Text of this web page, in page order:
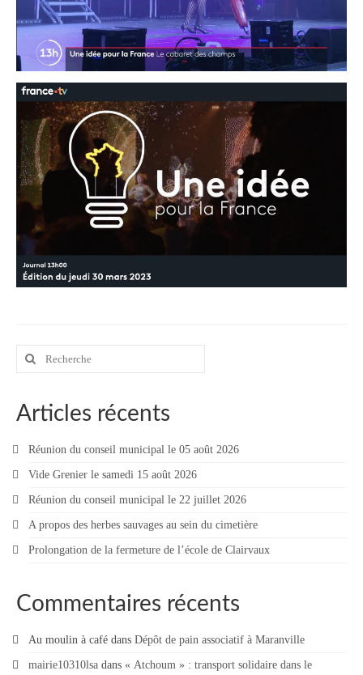
Rechercher
Articles récents
Réunion du conseil municipal le 05 août 2026
Vide Grenier le samedi 15 août 2026
Réunion du conseil municipal le 22 juillet 2026
A propos des herbes sauvages au sein du cimetière
Prolongation de la fermeture de l’école de Clairvaux
Commentaires récents
Au moulin à café dans Dépôt de pain associatif à Maranville
mairie10310lsa dans « Atchoum » : transport solidaire dans le